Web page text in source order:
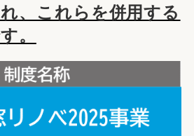
、これらを併用する
。